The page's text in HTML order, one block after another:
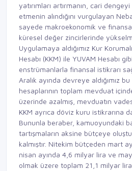
yatırımları artırmanın, cari
etmenin alındığını vurgulayan
sayede makroekonomik ve
küresel değer zincirlerinde
Uygulamaya aldığımız Kur
Hesabı (KKM) ile YUVAM Hesabı
enstrümanlarla finansal istikrarı
Aralık ayında devreye aldığımız
hesaplarının toplam mevduat
üzerinde azalmış, mevduatın
KKM ayrıca döviz kuru istikrarına
Bununla beraber, kamuoyundaki
tartışmaların aksine bütçeye
kalmıştır. Nitekim bütçeden mart
nisan ayında 4,6 milyar lira ve
olmak üzere toplam 21,1 milyar